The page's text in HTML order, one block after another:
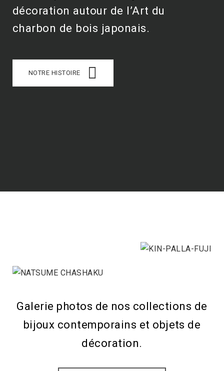
décoration autour de l’Art du
charbon de bois japonais.
NOTRE HISTOIRE
Galerie photos de nos collections de
bijoux contemporains et objets de
décoration.